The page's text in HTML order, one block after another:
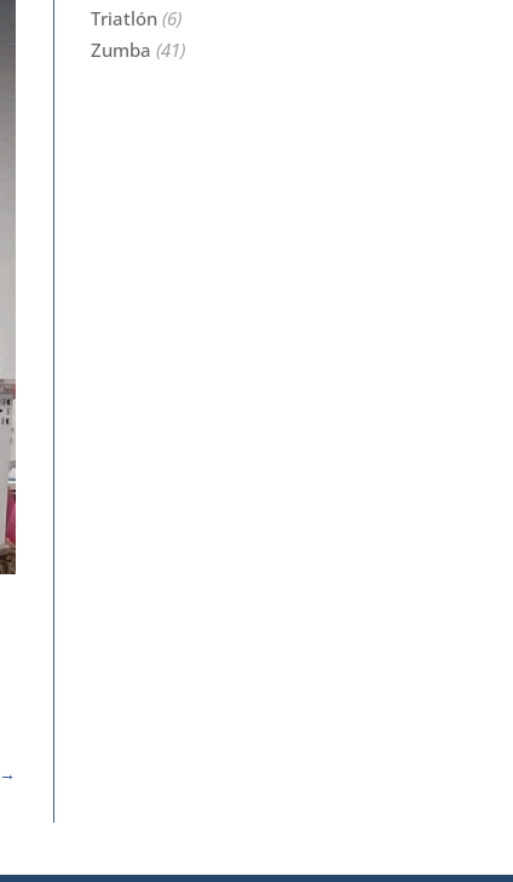
Triatlón(6)
Zumba (41)